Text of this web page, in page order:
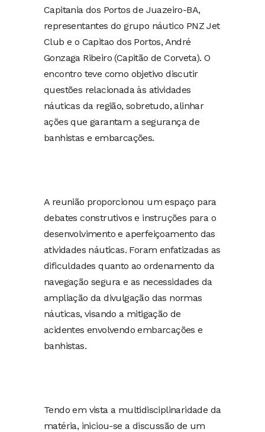
Capitania dos Portos de Juazeiro-BA,
representantes do grupo náutico PNZ Jet
Club e o Capitao dos Portos, André
Gonzaga Ribeiro (Capitão de Corveta). O
encontro teve como objetivo discutir
questões relacionada às atividades
náuticas da região, sobretudo, alinhar
ações que garantam a segurança de
banhistas e embarcações.
A reunião proporcionou um espaço para
debates construtivos e instruções para o
desenvolvimento e aperfeiçoamento das
atividades náuticas. Foram enfatizadas as
dificuldades quanto ao ordenamento da
navegação segura e as necessidades da
ampliação da divulgação das normas
náuticas, visando a mitigação de
acidentes envolvendo embarcações e
banhistas.
Tendo em vista a multidisciplinaridade da
matéria, iniciou-se a discussão de um